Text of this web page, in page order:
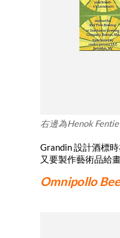
右邊為Henok
Grandin 設計酒標
又要製作藝術品給
Omnipollo